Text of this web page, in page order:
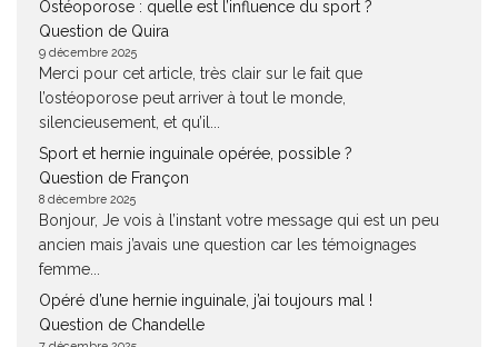
Ostéoporose : quelle est l’influence du sport ?
Question de Quira
9 décembre 2025
Merci pour cet article, très clair sur le fait que
l’ostéoporose peut arriver à tout le monde,
silencieusement, et qu’il...
Sport et hernie inguinale opérée, possible ?
Question de Françon
8 décembre 2025
Bonjour, Je vois à l’instant votre message qui est un peu
ancien mais j’avais une question car les témoignages
femme...
Opéré d’une hernie inguinale, j’ai toujours mal !
Question de Chandelle